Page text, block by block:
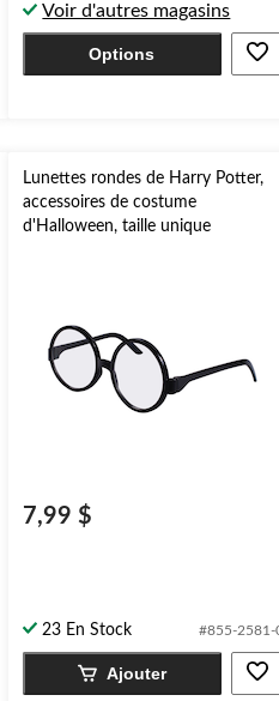
Voir d'autres magasins
Options
Lunettes rondes de Harry Potter,
accessoires de costume
d'Halloween, taille unique
7,99 $
23 En Stock #855-2581-
Ajouter